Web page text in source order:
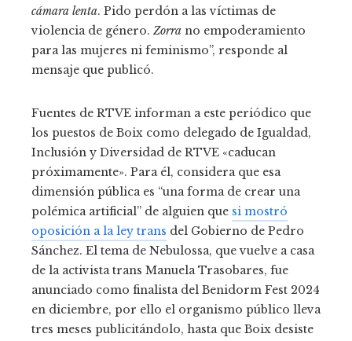
cámara lenta. Pido perdón a las víctimas de
violencia de género. Zorra no empoderamiento
para las mujeres ni feminismo”, responde al
mensaje que publicó.
Fuentes de RTVE informan a este periódico que
los puestos de Boix como delegado de Igualdad,
Inclusión y Diversidad de RTVE «caducan
próximamente». Para él, considera que esa
dimensión pública es “una forma de crear una
polémica artificial” de alguien que si mostró
oposición a la ley trans del Gobierno de Pedro
Sánchez. El tema de Nebulossa, que vuelve a casa
de la activista trans Manuela Trasobares, fue
anunciado como finalista del Benidorm Fest 2024
en diciembre, por ello el organismo público lleva
tres meses publicitándolo, hasta que Boix desiste